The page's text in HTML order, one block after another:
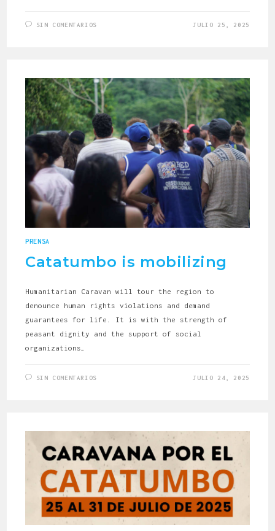
SIN COMENTARIOS JULIO 25, 2025
PRENSA
Catatumbo is mobilizing
Humanitarian Caravan will tour the region to
denounce human rights violations and demand
guarantees for life. It is with the strength of
peasant dignity and the support of social
organizations…
SIN COMENTARIOS JULIO 24, 2025